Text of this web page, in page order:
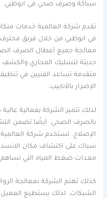
سباكة وصرف صحي في ابوظبي
تقدم شركة العالمية خدمات
في ابوظبي من خلال فريق
معالجة جميع أعطال الصرف
حديثة لتسليك المجاري والكشف
متقدمة تساعد الفنيين في
الإضرار بالأنابيب.
لذلك تتميز الشركة بفعالية
بالصرف الصحي. أيضًا تضمن
الإصلاح. تستخدم شركة
سباك على اكتشاف مكان
معدات ضغط المياه التي تساهم
كذلك تهتم الشركة بمعالجة
الشبكات. لذلك يستطيع العميل